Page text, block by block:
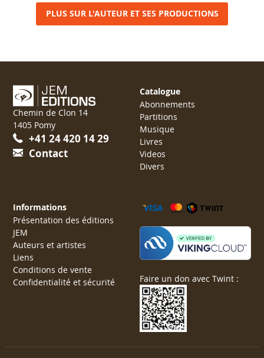
PLUS SUR L'AUTEUR ET SES PRODUCTIONS
Chemin de Clon 14
1405 Pomy
+41 24 420 14 29
Contact
Catalogue
Abonnements
Partitions
Musique
Livres
Videos
Divers
Informations
Présentation des éditions
JEM
Auteurs et artistes
Liens
Conditions de vente
Confidentialité et sécurité
Faire un don avec Twint :